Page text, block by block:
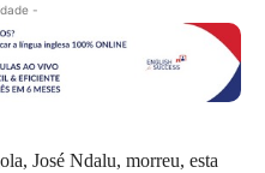
-
José Ndalu, morreu, esta